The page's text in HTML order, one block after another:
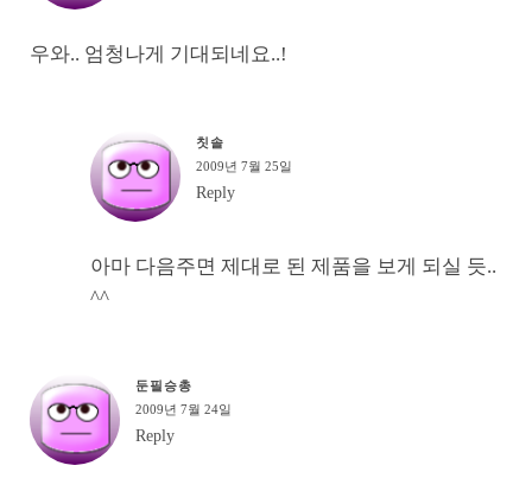
우와.. 엄청나게 기대되네요..!
칫솔
2009년 7월 25일
Reply
아마 다음주면 제대로 된 제품을 보게 되실 듯..
^^
둔필승총
2009년 7월 24일
Reply